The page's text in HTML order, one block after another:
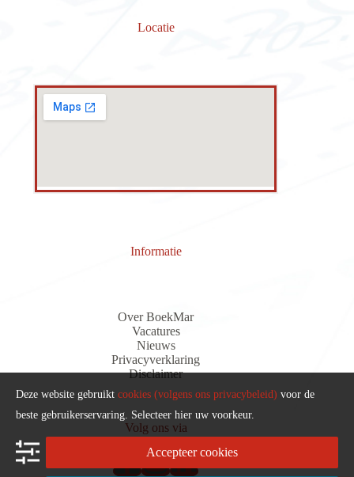
Locatie
Informatie
Over BoekMar
Vacatures
Nieuws
Privacyverklaring
Disclaimer
Volg ons via
Deze website gebruikt cookies (volgens ons privacybeleid) voor de
beste gebruikerservaring. Selecteer hier uw voorkeur.
Accepteer cookies